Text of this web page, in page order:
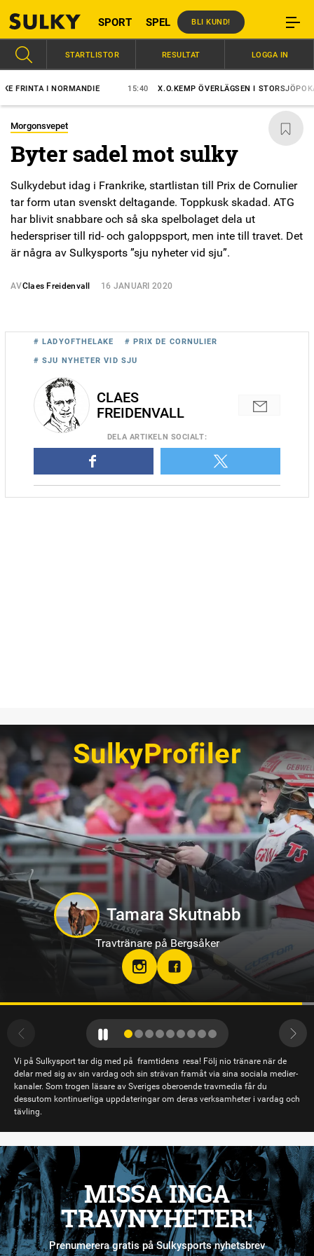
SPORT SPEL BLI KUND!
I NORMANDIE 15:40 X.O.KEMP ÖVERLÄGSEN I STORSJÖPOKALEN
STARTLISTOR RESULTAT LOGGA IN
Morgonsvepet
Byter sadel mot sulky
Sulkydebut idag i Frankrike, startlistan till Prix de Cornulier
tar form utan svenskt deltagande. Toppkusk skadad. ATG
har blivit snabbare och så ska spelbolaget dela ut
hederspriser till rid- och galoppsport, men inte till travet. Det
är några av Sulkysports ”sju nyheter vid sju”.
AVClaes Freidenvall 16 JANUARI 2020
# LADYOFTHELAKE # PRIX DE CORNULIER
# SJU NYHETER VID SJU
CLAES
FREIDENVALL
DELA ARTIKELN SOCIALT:
SulkyProfiler
Jörgen Westholm
Travtränare på Solvalla
Vi på Sulkysport tar dig med på framtidens resa! Följ nio tränare när de
delar med sig av sin vardag och sin strävan framåt via sina sociala medier-
kanaler. Som trogen läsare av Sveriges oberoende travmedia får du
dessutom kontinuerliga uppdateringar om deras verksamheter i vardag och
tävling.
MISSA INGA
TRAVNYHETER!
Prenumerera gratis på Sulkysports nyhetsbrev